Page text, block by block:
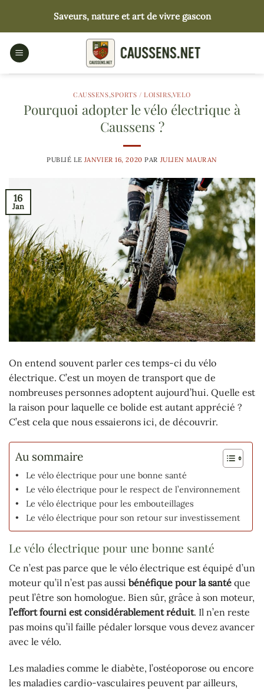
contenu
Saveurs, nature et art de vivre gascon
CAUSSENS,SPORTS / LOISIRS,VELO
Pourquoi adopter le vélo électrique à
Caussens ?
PUBLIÉ LE JANVIER 16, 2020 PAR JULIEN MAURAN
16
Jan
On entend souvent parler ces temps-ci du vélo
électrique. C’est un moyen de transport que de
nombreuses personnes adoptent aujourd’hui. Quelle est
la raison pour laquelle ce bolide est autant apprécié ?
C’est cela que nous essaierons ici, de découvrir.
Au sommaire
Le vélo électrique pour une bonne santé
Le vélo électrique pour le respect de l’environnement
Le vélo électrique pour les embouteillages
Le vélo électrique pour son retour sur investissement
Le vélo électrique pour une bonne santé
Ce n’est pas parce que le vélo électrique est équipé d’un
moteur qu’il n’est pas aussi bénéfique pour la santé que
peut l’être son homologue. Bien sûr, grâce à son moteur,
l’effort fourni est considérablement réduit. Il n’en reste
pas moins qu’il faille pédaler lorsque vous devez avancer
avec le vélo.
Les maladies comme le diabète, l’ostéoporose ou encore
les maladies cardio-vasculaires peuvent par ailleurs,